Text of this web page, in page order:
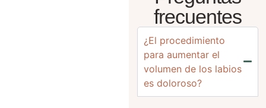
frecuentes
¿El procedimiento
para aumentar el
volumen de los labios
es doloroso?